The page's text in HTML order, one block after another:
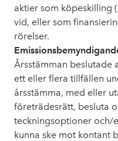
aktier som köpeskilling
vid, eller som
rörelser.
Årsstämman beslutade
ett eller flera tillfällen
årsstämma, med eller
företrädesrätt, besluta
teckningsoptioner och/
kunna ske mot kontant